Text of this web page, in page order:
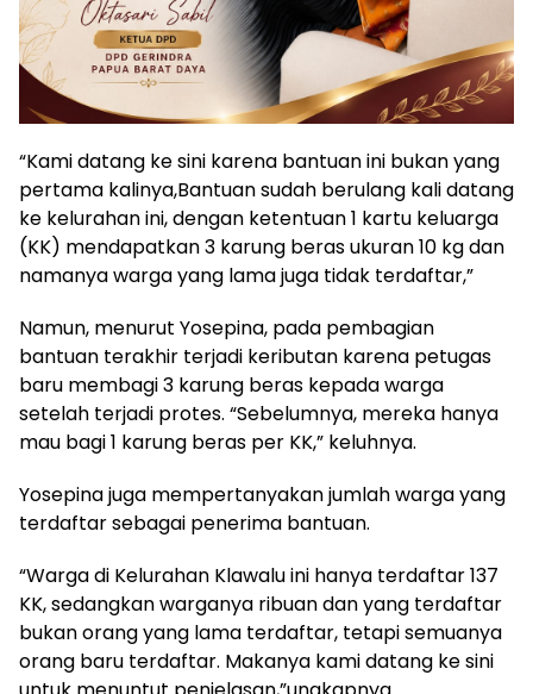
“Kami datang ke sini karena bantuan ini bukan yang
pertama kalinya,Bantuan sudah berulang kali datang
ke kelurahan ini, dengan ketentuan 1 kartu keluarga
(KK) mendapatkan 3 karung beras ukuran 10 kg dan
namanya warga yang lama juga tidak terdaftar,”
Namun, menurut Yosepina, pada pembagian
bantuan terakhir terjadi keributan karena petugas
baru membagi 3 karung beras kepada warga
setelah terjadi protes. “Sebelumnya, mereka hanya
mau bagi 1 karung beras per KK,” keluhnya.
Yosepina juga mempertanyakan jumlah warga yang
terdaftar sebagai penerima bantuan.
“Warga di Kelurahan Klawalu ini hanya terdaftar 137
KK, sedangkan warganya ribuan dan yang terdaftar
bukan orang yang lama terdaftar, tetapi semuanya
orang baru terdaftar. Makanya kami datang ke sini